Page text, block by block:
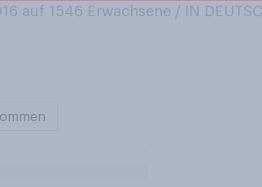
auf 1546 Erwachsene / IN